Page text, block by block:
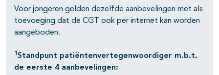
Voor jongeren gelden dezelfde aanbevelingen met als
toevoeging dat de CGT ook per internet kan worden
aangeboden.
1 Standpunt patiëntenvertegenwoordiger m.b.t.
de eerste 4 aanbevelingen: